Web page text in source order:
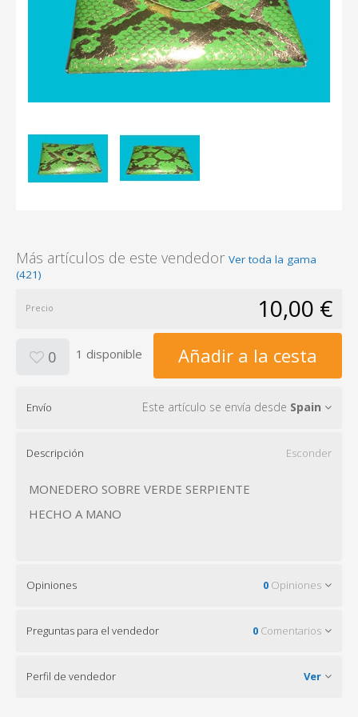
Más artículos de este vendedor Ver toda la gama
(421)
Precio 10,00 €
0 1 disponible Añadir a la cesta
Envío Este artículo se envía desde Spain
Descripción Esconder
MONEDERO SOBRE VERDE SERPIENTE
HECHO A MANO
Opiniones 0 Opiniones
Preguntas para el vendedor 0 Comentarios
Perfil de vendedor Ver